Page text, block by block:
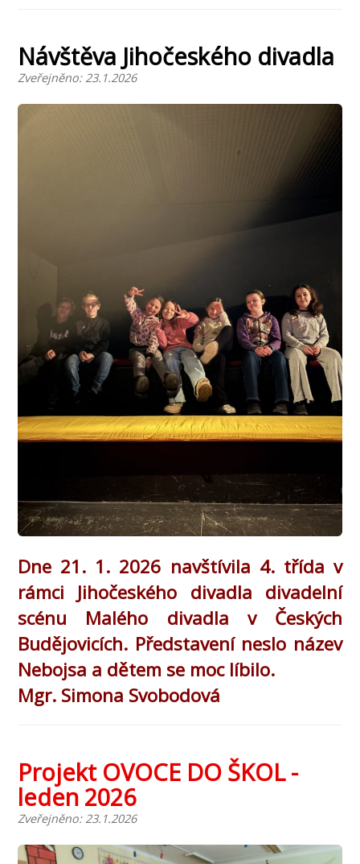
Návštěva Jihočeského divadla
Zveřejněno: 23.1.2026
Dne 21. 1. 2026 navštívila 4. třída v
rámci Jihočeského divadla divadelní
scénu Malého divadla v Českých
Budějovicích. Představení neslo název
Nebojsa a dětem se moc líbilo.
Mgr. Simona Svobodová
Projekt OVOCE DO ŠKOL -
leden 2026
Zveřejněno: 23.1.2026